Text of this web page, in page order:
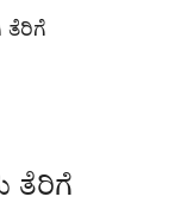
ತೆರಿಗೆ
ತೆರಿಗೆ